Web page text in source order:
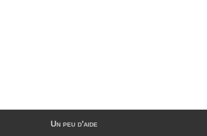
Un peu d'aide